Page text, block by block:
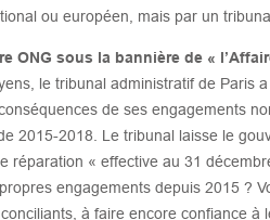
ou européen, mais par un
ONG sous la bannière de «
le tribunal administratif de Paris
de ses engagements
2015-2018. Le tribunal laisse le
réparation « effective au 31
engagements depuis 2015 ?
à faire encore confiance à